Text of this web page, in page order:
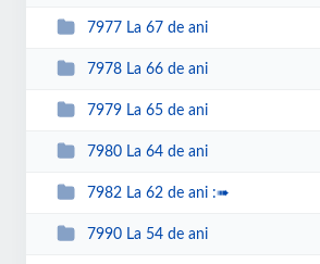
7977 La 67 de ani
7978 La 66 de ani
7979 La 65 de ani
7980 La 64 de ani
7982 La 62 de ani :➠
7990 La 54 de ani